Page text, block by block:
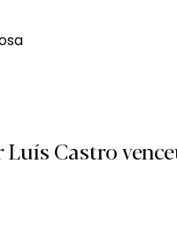
Castro